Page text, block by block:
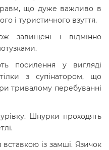
що дуже важливо в
і туристичного взуття.
завищені і відмінно
посилення у вигляді
з супінатором, що
тривалому перебуванні
Шнурки проходять
із замші. Язичок